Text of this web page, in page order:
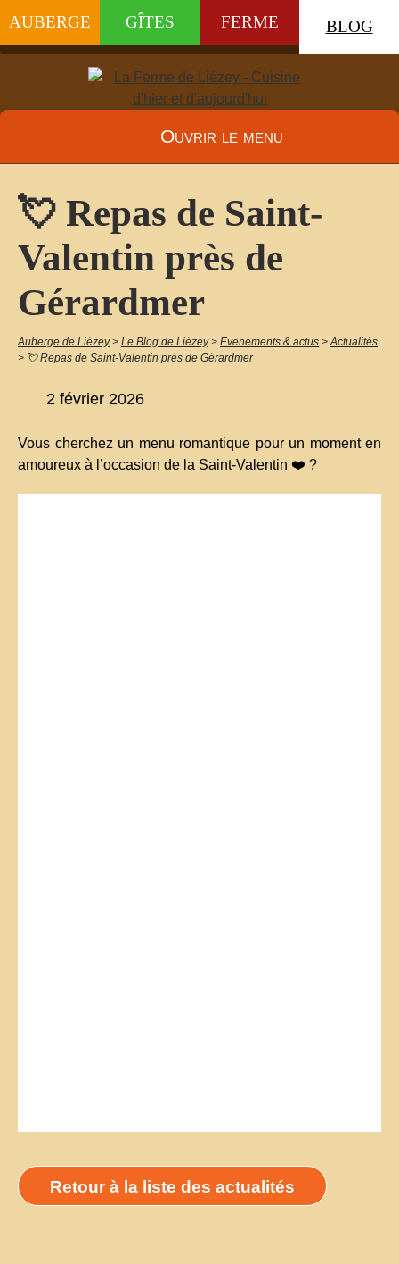
AUBERGE GÎTES FERME BLOG
Ouvrir le menu
💘 Repas de Saint-
Valentin près de
Gérardmer
Auberge de Liézey > Le Blog de Liézey > Evenements & actus >Actualités
> 💘 Repas de Saint-Valentin près de Gérardmer
2 février 2026
Vous cherchez un menu romantique pour un moment en
amoureux à l’occasion de la Saint-Valentin ❤️ ?
Retour à la liste des actualités